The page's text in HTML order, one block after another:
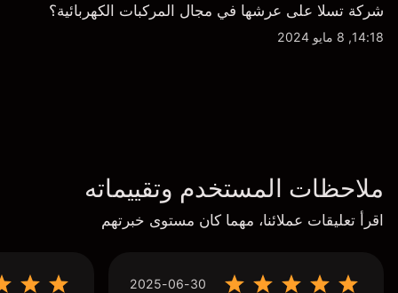
شركة تسلا على عرشها في مجال المركبات الكهربائية؟
14:18, 8 مايو 2024
ملاحظات المستخدم وتقييماته
اقرأ تعليقات عملائنا، مهما كان مستوى خبرتهم
2025-06-30